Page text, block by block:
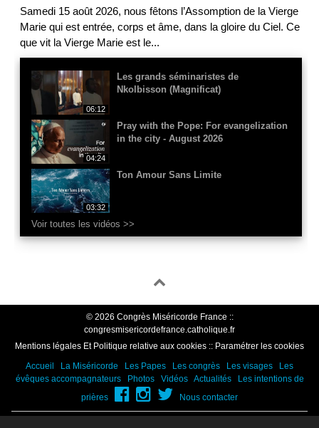
Samedi 15 août 2026, nous fêtons l’Assomption de la Vierge
Marie qui est entrée, corps et âme, dans la gloire du Ciel. Ce
que vit la Vierge Marie est le...
06:12
Les grands séminaristes de
Nkolbisson (Magnificat)
04:24
Pray with the Pope: For evangelization
in the city - August 2026
03:32
Ton Amour Sans Limite
Voir toutes les vidéos >>
© 2026 Congrès Miséricorde France ::
congresmisericordefrance.catholique.fr
Mentions légales Et Politique relative aux cookies :: Paramétrer les cookies
Accueil
La Miséricorde Les Papes Les congrès Les visages
Les
évêques accompagnateurs
Photos Vidéos Actualités
Les intentions de
prières
Nous contacter